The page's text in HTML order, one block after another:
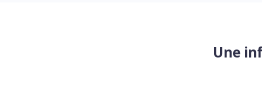
Une